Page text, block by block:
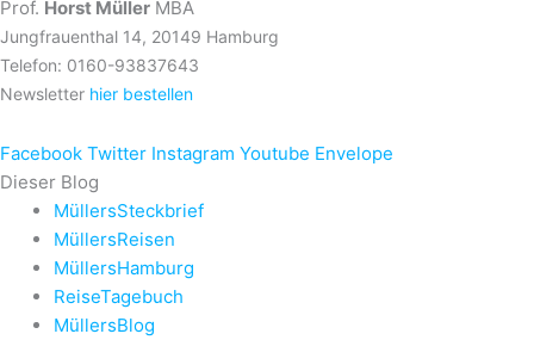
Prof. Horst Müller MBA
Jungfrauenthal 14, 20149 Hamburg
Telefon: 0160-93837643
Newsletter hier bestellen
Facebook Twitter Instagram Youtube Envelope
Dieser Blog
MüllersSteckbrief
MüllersReisen
MüllersHamburg
ReiseTagebuch
MüllersBlog